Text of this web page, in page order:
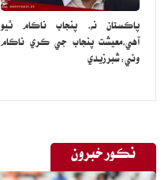
پاڪستان نه، پنجاب ناڪام ٿيو
آهي،معيشت پنجاب جي ڪري ناڪام
وئي: شبر زيدي
نڪور خبرون